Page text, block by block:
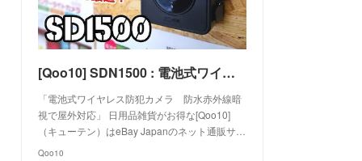
[Qoo10] SDN1500 : 電池式ワイヤレス防犯カメラ 防水赤外線暗 : 日用品雑貨
「電池式ワイヤレス防犯カメラ 防水赤外線暗
視で屋外対応」 日用品雑貨がお得な[Qoo10]
（キューテン）はeBay Japanのネット通販サ…
Qoo10